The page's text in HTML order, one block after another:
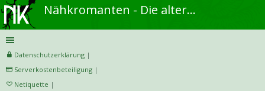
Nähkromanten - Die alternative Näh- und DIY-Community
Datenschutzerklärung |
Serverkostenbeteiligung |
Netiquette |